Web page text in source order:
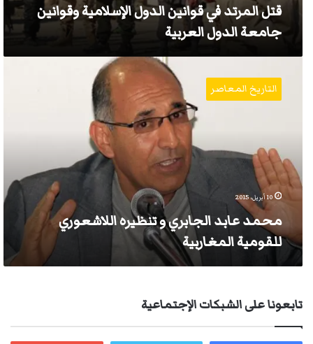
قتل المرتد في قوانين الدول الإسلامية وقوانين
جامعة الدول العربية
الجابري
للقومية
المغاربية
التاريخ المعاصر
10 أبريل، 2015
محمد عابد الجابري و تنظيره اللاشعوري
للقومية المغاربية
تابعونا على الشبكات الإجتماعية